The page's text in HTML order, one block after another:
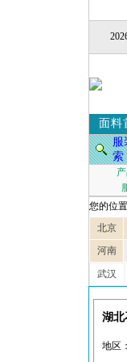
面料
服
索
您的位置
北京
河南
武汉
湖北
地区